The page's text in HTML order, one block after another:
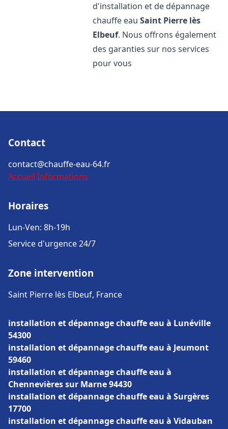
d'installation et de dépannage
chauffe eauSaint Pierre lès
Elbeuf. Nous offrons également
des garanties sur nos services
pour vous
Contact
contact@chauffe-eau-64.fr
Accueil Informations
Horaires
Lun-Ven: 8h-19h
Service d'urgence 24/7
Zone intervention
Saint Pierre lès Elbeuf, France
installation et dépannage chauffe eau à Lunéville
54300
installation et dépannage chauffe eau à Jeumont
59460
installation et dépannage chauffe eau à
Chennevières sur Marne 94430
installation et dépannage chauffe eau à Surgères
17700
installation et dépannage chauffe eau à Vidauban